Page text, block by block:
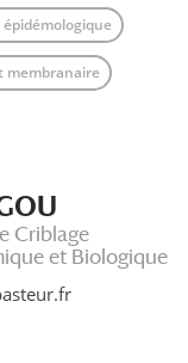
membranaire
Criblage
et Biologique